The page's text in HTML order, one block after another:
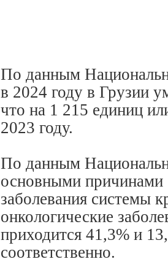
По данным
в 2024 году в Грузии
что на 1 215 единиц
2023 году.
По данным
основными причинами
заболевания системы
онкологические
приходится 41,3% и
соответственно.